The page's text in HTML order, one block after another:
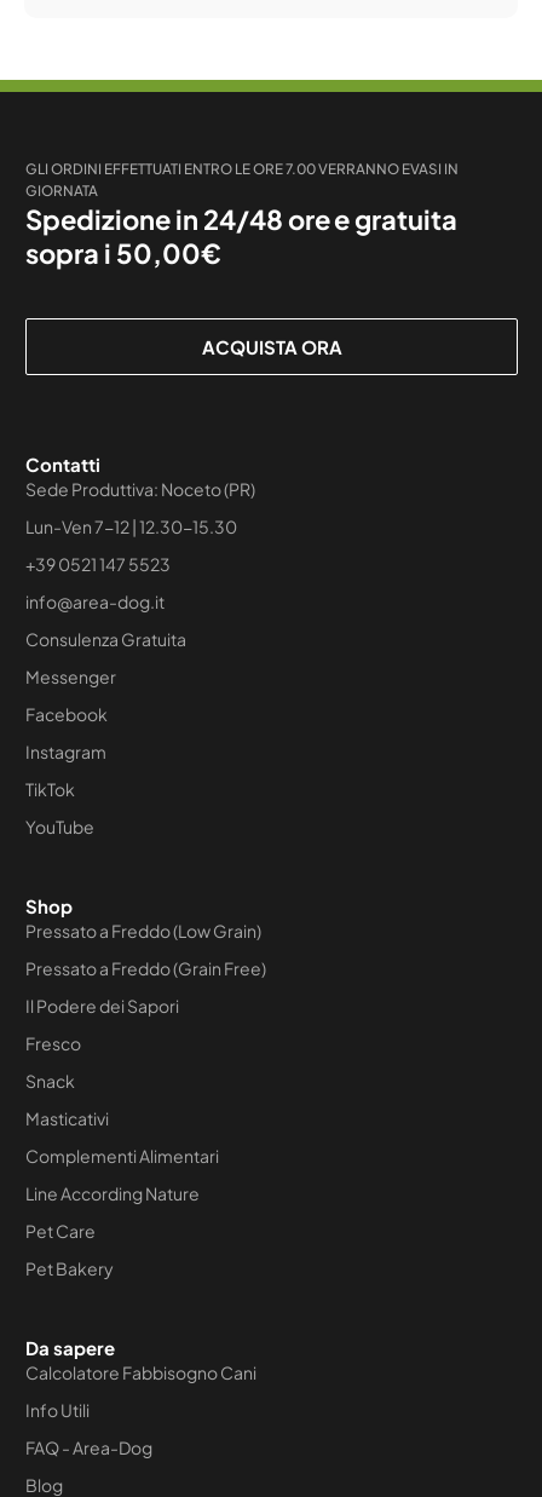
GLI ORDINI EFFETTUATI ENTRO LE ORE 7.00 VERRANNO EVASI IN
GIORNATA
Spedizione in 24/48 ore e gratuita
sopra i 50,00€
ACQUISTA ORA
Contatti
Sede Produttiva: Noceto (PR)
Lun-Ven 7-12 | 12.30-15.30
+39 0521 147 5523
info@area-dog.it
Consulenza Gratuita
Messenger
Facebook
Instagram
TikTok
YouTube
Shop
Pressato a Freddo (Low Grain)
Pressato a Freddo (Grain Free)
Il Podere dei Sapori
Fresco
Snack
Masticativi
Complementi Alimentari
Line According Nature
Pet Care
Pet Bakery
Da sapere
Calcolatore Fabbisogno Cani
Info Utili
FAQ - Area-Dog
Blog